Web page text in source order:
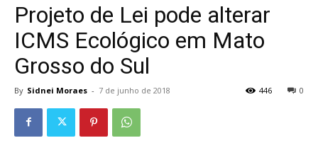
Projeto de Lei pode alterar
ICMS Ecológico em Mato
Grosso do Sul
By Sidnei Moraes - 7 de junho de 2018 0
446